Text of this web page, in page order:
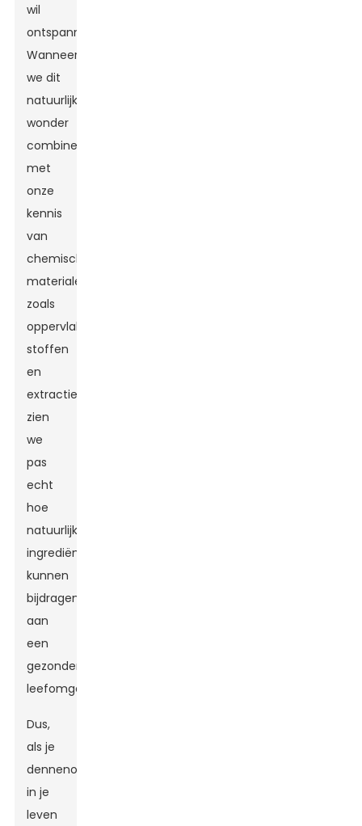
wil
ontspannen.
Wanneer
we dit
natuurlijke
wonder
combineren
met
onze
kennis
van
chemische
materialen,
zoals
oppervlakteactieve
stoffen
en
extractiemiddelen,
zien
we
pas
echt
hoe
natuurlijke
ingrediënten
kunnen
bijdragen
aan
een
gezondere
leefomgeving.
Dus,
als je
dennenolie
in je
leven